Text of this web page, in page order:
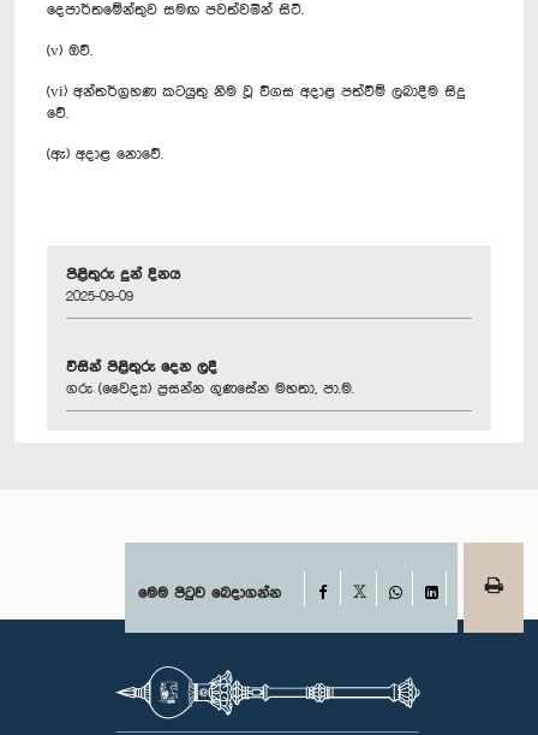
දෙපාර්තමේන්තුව සමඟ පවත්වමින් සිටී.
(v) ඔව්.
(vi) අන්තර්ග්‍රහණ කටයුතු නිම වූ විගස අදාළ පත්වීම් ලබාදීම සිදු
වේ.
(ඇ) අදාළ නොවේ.
පිළිතුරු දුන් දිනය
2025-09-09
විසින් පිළිතුරු දෙන ලදී
ගරු (වෛද්‍ය) ප්‍රසන්න ගුණසේන මහතා, පා.ම.
මෙම පිටුව බෙදාගන්න Facebook
WhatsAppLinkedIn